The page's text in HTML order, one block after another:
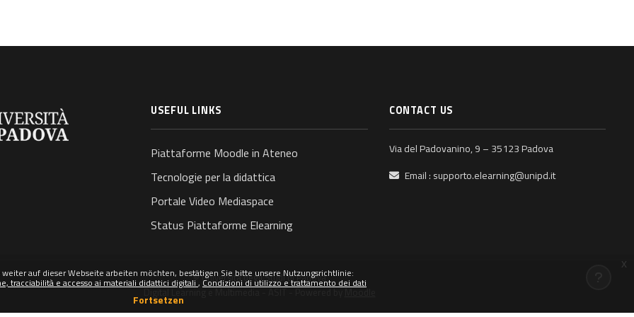
auf dieser Webseite arbeiten möchten, bestätigen Sie bitte unsere Nutzungsrichtlinie:
tracciabilità e accesso ai materiali didattici digitali Condizioni di utilizzo e trattamento dei dati
Fortsetzen
x
USEFUL LINKS
Piattaforme Moodle in Ateneo
Tecnologie per la didattica
Portale Video Mediaspace
Status Piattaforme Elearning
CONTACT US
Via del Padovanino, 9 – 35123 Padova
Email : supporto.elearning@unipd.it
© Università degli Studi di Padova
Digital Learning e Multimedia - ASIT - Powered byMoodle